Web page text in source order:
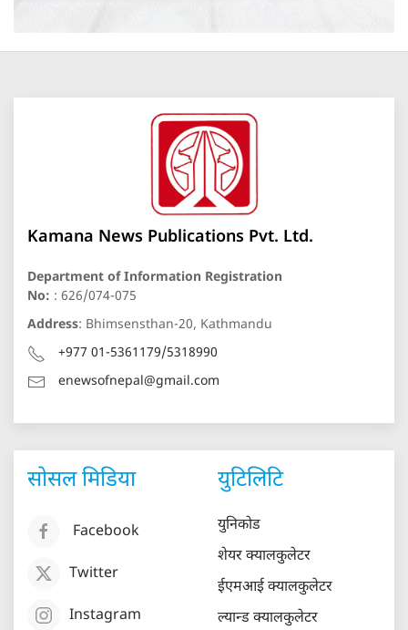
Kamana News Publications Pvt. Ltd.
Department of Information Registration
No: : 626/074-075
Address: Bhimsensthan-20, Kathmandu
+977 01-5361179/5318990
enewsofnepal@gmail.com
सोसल मिडिया
Facebook
Twitter
Instagram
युटिलिटि
युनिकोड
शेयर क्यालकुलेटर
ईएमआई क्यालकुलेटर
ल्यान्ड क्यालकुलेटर